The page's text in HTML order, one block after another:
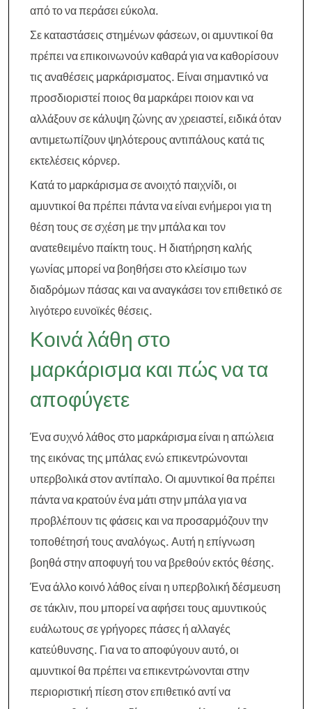
από το να περάσει εύκολα.
Σε καταστάσεις στημένων φάσεων, οι αμυντικοί θα
πρέπει να επικοινωνούν καθαρά για να καθορίσουν
τις αναθέσεις μαρκάρισματος. Είναι σημαντικό να
προσδιοριστεί ποιος θα μαρκάρει ποιον και να
αλλάξουν σε κάλυψη ζώνης αν χρειαστεί, ειδικά όταν
αντιμετωπίζουν ψηλότερους αντιπάλους κατά τις
εκτελέσεις κόρνερ.
Κατά το μαρκάρισμα σε ανοιχτό παιχνίδι, οι
αμυντικοί θα πρέπει πάντα να είναι ενήμεροι για τη
θέση τους σε σχέση με την μπάλα και τον
ανατεθειμένο παίκτη τους. Η διατήρηση καλής
γωνίας μπορεί να βοηθήσει στο κλείσιμο των
διαδρόμων πάσας και να αναγκάσει τον επιθετικό σε
λιγότερο ευνοϊκές θέσεις.
Κοινά λάθη στο
μαρκάρισμα και πώς να τα
αποφύγετε
Ένα συχνό λάθος στο μαρκάρισμα είναι η απώλεια
της εικόνας της μπάλας ενώ επικεντρώνονται
υπερβολικά στον αντίπαλο. Οι αμυντικοί θα πρέπει
πάντα να κρατούν ένα μάτι στην μπάλα για να
προβλέπουν τις φάσεις και να προσαρμόζουν την
τοποθέτησή τους αναλόγως. Αυτή η επίγνωση
βοηθά στην αποφυγή του να βρεθούν εκτός θέσης.
Ένα άλλο κοινό λάθος είναι η υπερβολική δέσμευση
σε τάκλιν, που μπορεί να αφήσει τους αμυντικούς
ευάλωτους σε γρήγορες πάσες ή αλλαγές
κατεύθυνσης. Για να το αποφύγουν αυτό, οι
αμυντικοί θα πρέπει να επικεντρώνονται στην
περιοριστική πίεση στον επιθετικό αντί να